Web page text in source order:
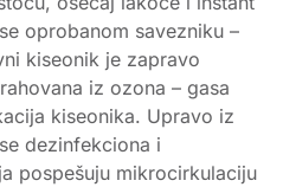
oprobanom savezniku –
kiseonik je zapravo
iz ozona – gasa
kiseonika. Upravo iz
dezinfekciona i
pospešuju mikrocirkulaciju